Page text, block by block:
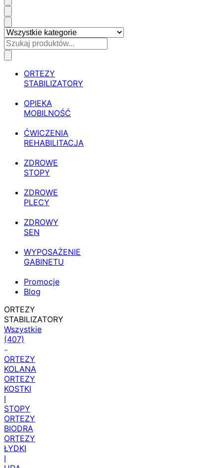
ORTEZY
STABILIZATORY
OPIEKA
MOBILNOŚĆ
ĆWICZENIA
REHABILITACJA
ZDROWE
STOPY
ZDROWE
PLECY
ZDROWY
SEN
WYPOSAŻENIE
GABINETU
Promocje
Blog
ORTEZY
STABILIZATORY
Wszystkie
(407)
ORTEZY
KOLANA
ORTEZY
KOSTKI
I
STOPY
ORTEZY
BIODRA
ORTEZY
ŁYDKI
I